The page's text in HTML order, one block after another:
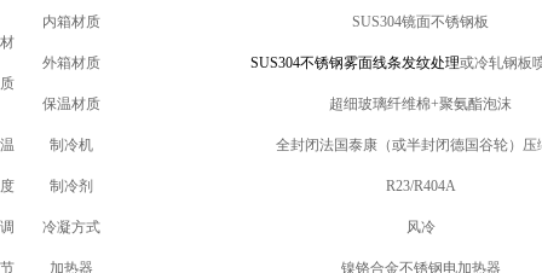
材
质
内箱材质 SUS304镜面不锈钢板
外箱材质 SUS304不锈钢雾面线条发纹处理或冷轧钢板
保温材质 超细玻璃纤维棉+聚氨酯泡沫
温
度
调
节
制冷机 全封闭法国泰康（或半封闭德国谷轮）压
制冷剂 R23/R404A
冷凝方式 风冷
加热器 镍铬合金不锈钢电加热器